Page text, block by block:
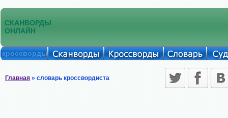
СКАНВОРДЫ
ОНЛАЙН
кроссворды
Главная » словарь кроссвордиста